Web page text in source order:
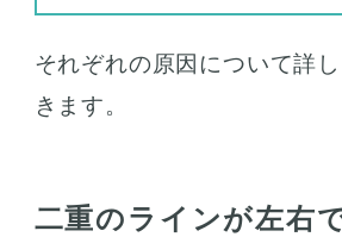
それぞれの原因について詳
きます。
二重のラインが左右